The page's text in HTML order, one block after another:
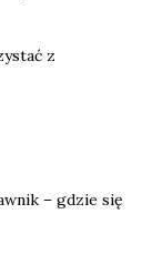
z
– gdzie się